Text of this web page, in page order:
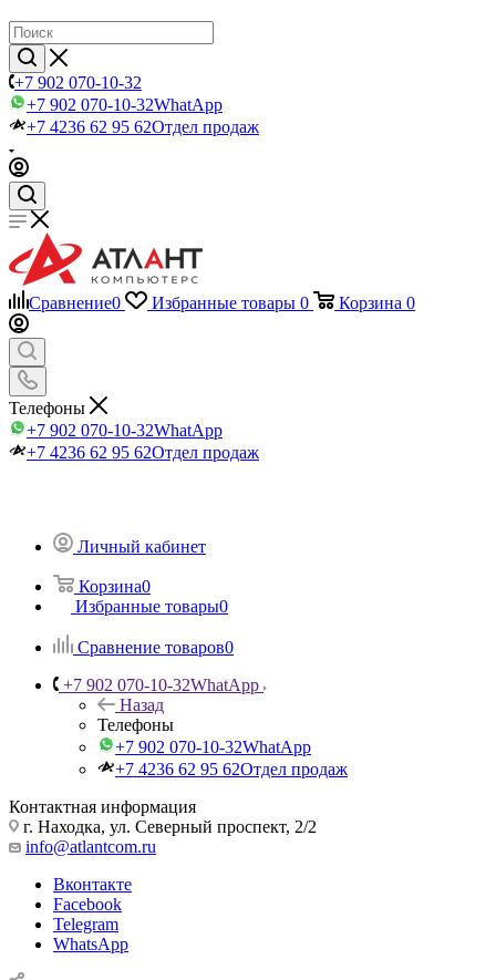
+7 902 070-10-32
+7 902 070-10-32WhatApp
+7 4236 62 95 62Отдел продаж
Сравнение0 Избранные товары 0 Корзина 0
Телефоны
+7 902 070-10-32WhatApp
+7 4236 62 95 62Отдел продаж
Личный кабинет
Корзина0
Избранные товары0
Сравнение товаров0
+7 902 070-10-32WhatApp
Назад
Телефоны
+7 902 070-10-32WhatApp
+7 4236 62 95 62Отдел продаж
Контактная информация
г. Находка, ул. Северный проспект, 2/2
info@atlantcom.ru
Вконтакте
Facebook
Telegram
WhatsApp